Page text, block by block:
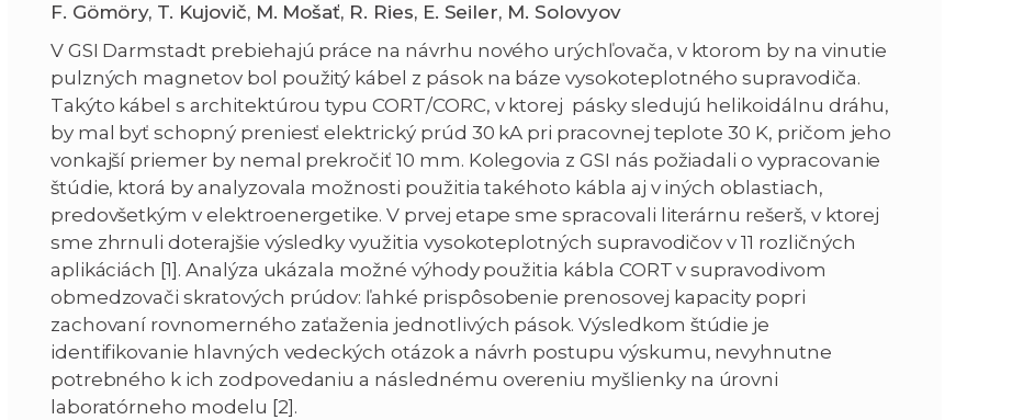
F. Gömöry, T. Kujovič, M. Mošať, R. Ries, E. Seiler, M. Solovyov
V GSI Darmstadt prebiehajú práce na návrhu nového urýchľovača, v ktorom by na vinutie
pulzných magnetov bol použitý kábel z pások na báze vysokoteplotného supravodiča.
Takýto kábel s architektúrou typu CORT/CORC, v ktorej pásky sledujú helikoidálnu dráhu,
by mal byť schopný preniesť elektrický prúd 30 kA pri pracovnej teplote 30 K, pričom jeho
vonkajší priemer by nemal prekročiť 10 mm. Kolegovia z GSI nás požiadali o vypracovanie
štúdie, ktorá by analyzovala možnosti použitia takéhoto kábla aj v iných oblastiach,
predovšetkým v elektroenergetike. V prvej etape sme spracovali literárnu rešerš, v ktorej
sme zhrnuli doterajšie výsledky využitia vysokoteplotných supravodičov v 11 rozličných
aplikáciách [1]. Analýza ukázala možné výhody použitia kábla CORT v supravodivom
obmedzovači skratových prúdov: ľahké prispôsobenie prenosovej kapacity popri
zachovaní rovnomerného zaťaženia jednotlivých pások. Výsledkom štúdie je
identifikovanie hlavných vedeckých otázok a návrh postupu výskumu, nevyhnutne
potrebného k ich zodpovedaniu a následnému overeniu myšlienky na úrovni
laboratórneho modelu [2].